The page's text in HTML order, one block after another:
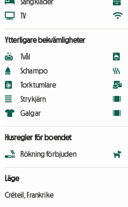
TV
Ytterligare bekvämligheter
Tvål
Schampo
Torktumlare
Strykjärn
Galgar
Husregler för boendet
Rökning förbjuden
Läge
Créteil, Frankrike